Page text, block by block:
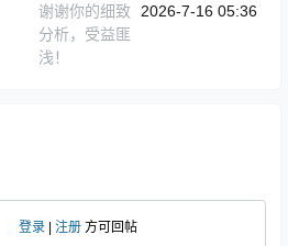
谢谢你的细致
分析，受益匪
浅！
2026-7-16 05:36
登录 注册 方可回帖